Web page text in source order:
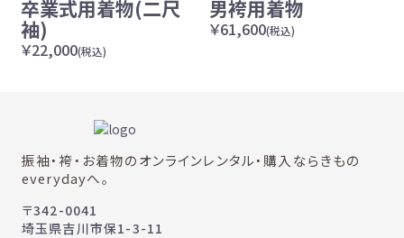
卒業式用着物(二尺
袖)
￥22,000(税込)
男袴用着物
￥61,600(税込)
振袖・袴・お着物のオンラインレンタル・購入ならきもの
everydayへ。
〒342-0041
埼玉県吉川市保1-3-11